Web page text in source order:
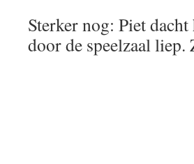
Sterker nog: Piet
door de speelzaal